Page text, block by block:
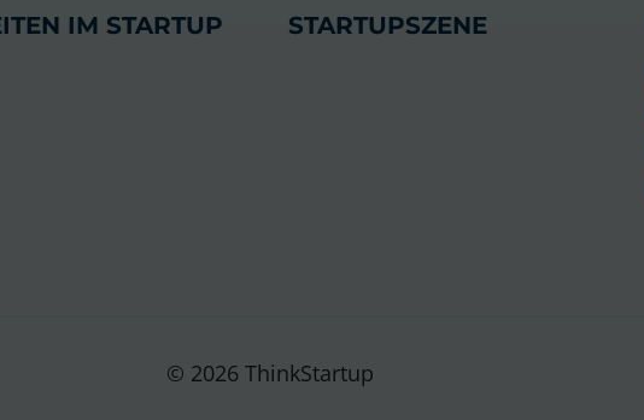
IM STARTUP STARTUPSZENE
© 2026 ThinkStartup